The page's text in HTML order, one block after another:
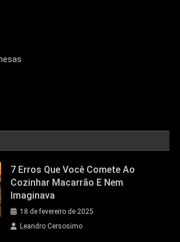
7 Erros Que Você Comete Ao
Cozinhar Macarrão E Nem
Imaginava
18 de fevereiro de 2025
Leandro Cersosimo